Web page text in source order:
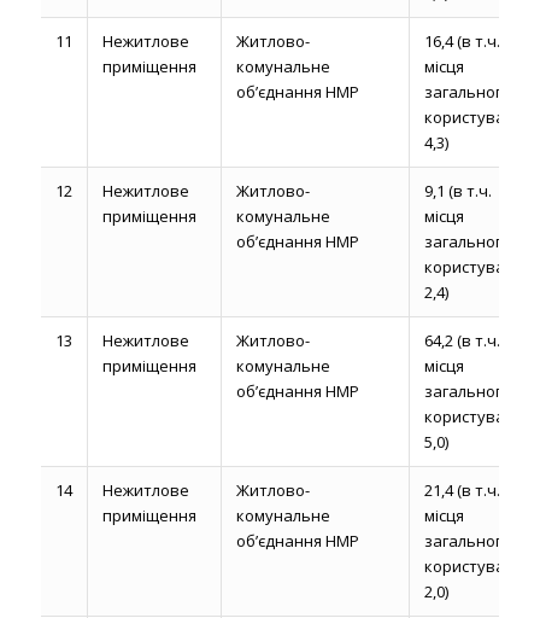
11
Нежитлове
приміщення
Житлово-
комунальне
об’єднання НМР
16,4 (в т.ч.
місця
загального
користування
4,3)
12
Нежитлове
приміщення
Житлово-
комунальне
об’єднання НМР
9,1 (в т.ч.
місця
загального
користування
2,4)
13
Нежитлове
приміщення
Житлово-
комунальне
об’єднання НМР
64,2 (в т.ч.
місця
загального
користування
5,0)
14
Нежитлове
приміщення
Житлово-
комунальне
об’єднання НМР
21,4 (в т.ч.
місця
загального
користування
2,0)